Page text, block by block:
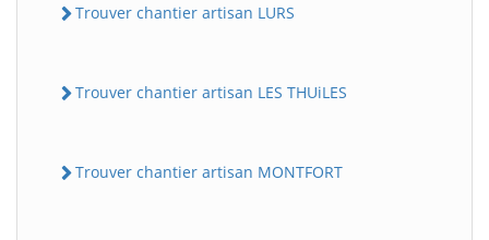
Trouver chantier artisan LURS
Trouver chantier artisan LES THUiLES
Trouver chantier artisan MONTFORT